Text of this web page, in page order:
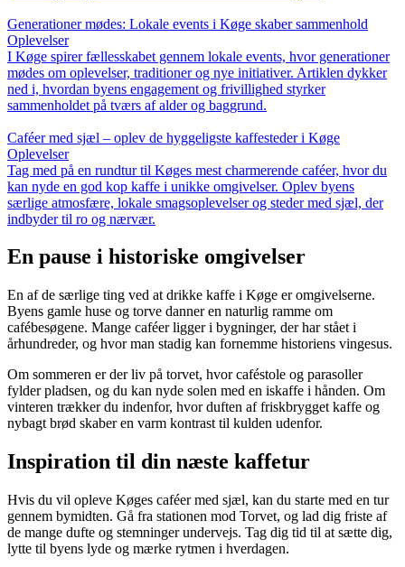
Generationer mødes: Lokale events i Køge skaber sammenhold
Oplevelser
I Køge spirer fællesskabet gennem lokale events, hvor generationer
mødes om oplevelser, traditioner og nye initiativer. Artiklen dykker
ned i, hvordan byens engagement og frivillighed styrker
sammenholdet på tværs af alder og baggrund.
Caféer med sjæl – oplev de hyggeligste kaffesteder i Køge
Oplevelser
Tag med på en rundtur til Køges mest charmerende caféer, hvor du
kan nyde en god kop kaffe i unikke omgivelser. Oplev byens
særlige atmosfære, lokale smagsoplevelser og steder med sjæl, der
indbyder til ro og nærvær.
En pause i historiske omgivelser
En af de særlige ting ved at drikke kaffe i Køge er omgivelserne.
Byens gamle huse og torve danner en naturlig ramme om
cafébesøgene. Mange caféer ligger i bygninger, der har stået i
århundreder, og hvor man stadig kan fornemme historiens vingesus.
Om sommeren er der liv på torvet, hvor caféstole og parasoller
fylder pladsen, og du kan nyde solen med en iskaffe i hånden. Om
vinteren trækker du indenfor, hvor duften af friskbrygget kaffe og
nybagt brød skaber en varm kontrast til kulden udenfor.
Inspiration til din næste kaffetur
Hvis du vil opleve Køges caféer med sjæl, kan du starte med en tur
gennem bymidten. Gå fra stationen mod Torvet, og lad dig friste af
de mange dufte og stemninger undervejs. Tag dig tid til at sætte dig,
lytte til byens lyde og mærke rytmen i hverdagen.